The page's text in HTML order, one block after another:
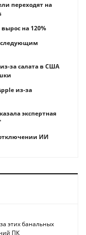
переходят на
на 120%
следующим
за салата в США
из-за
экспертная
ИИ
этих банальных
ПК